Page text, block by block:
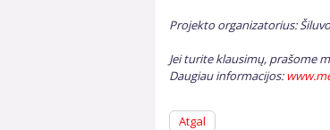
Projekto organizatorius:
Jei turite klausimų, prašome
Daugiau informacijos:
Atgal